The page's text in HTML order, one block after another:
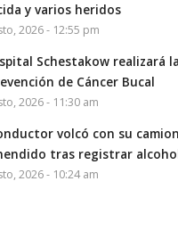
y varios heridos
2026 - 12:55 pm
Schestakow realizará
de Cáncer Bucal
2026 - 11:30 am
volcó con su
tras registrar
2026 - 10:24 am